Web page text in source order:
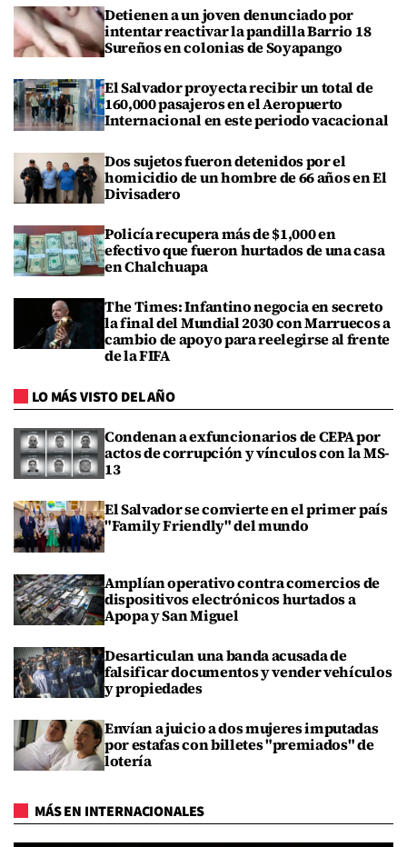
Detienen a un joven denunciado por
intentar reactivar la pandilla Barrio 18
Sureños en colonias de Soyapango
El Salvador proyecta recibir un total de
160,000 pasajeros en el Aeropuerto
Internacional en este periodo vacacional
Dos sujetos fueron detenidos por el
homicidio de un hombre de 66 años en El
Divisadero
Policía recupera más de $1,000 en
efectivo que fueron hurtados de una casa
en Chalchuapa
The Times: Infantino negocia en secreto
la final del Mundial 2030 con Marruecos a
cambio de apoyo para reelegirse al frente
de la FIFA
LO MÁS VISTO DEL AÑO
Condenan a exfuncionarios de CEPA por
actos de corrupción y vínculos con la MS-
13
El Salvador se convierte en el primer país
"Family Friendly" del mundo
Amplían operativo contra comercios de
dispositivos electrónicos hurtados a
Apopa y San Miguel
Desarticulan una banda acusada de
falsificar documentos y vender vehículos
y propiedades
Envían a juicio a dos mujeres imputadas
por estafas con billetes "premiados" de
lotería
MÁS EN INTERNACIONALES